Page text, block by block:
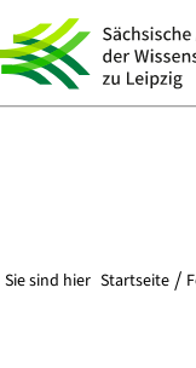
Sie sind hier Startseite